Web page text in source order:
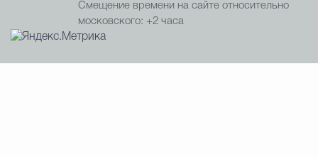
Смещение времени на сайте относительно
московского: +2 часа